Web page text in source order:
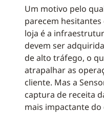
Um motivo pelo
parecem
loja é a
devem ser
de alto tráfego, o
atrapalhar as
cliente. Mas a
captura de receita
mais impactante do